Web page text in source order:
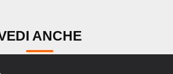
ANCHE